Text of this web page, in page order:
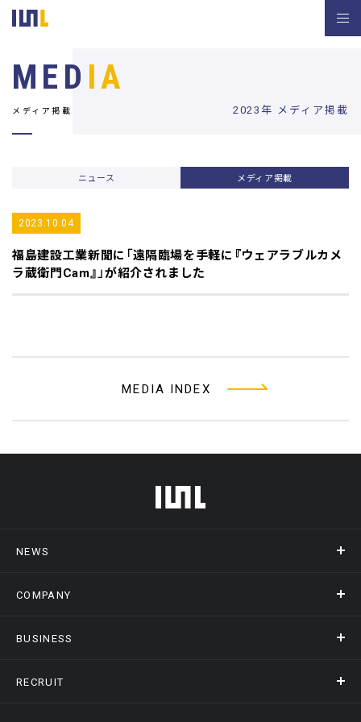
2023年 メディア掲載
MED IA
メディア掲載
ニュース メディア掲載
2023.10.04
福島建設工業新聞に「遠隔臨場を手軽に『ウェアラブルカメ
ラ蔵衛門Cam』」が紹介されました
MEDIA INDEX
フッターメニュー
NEWS
ニュース
COMPANY
会社概要
BUSINESS
事業情報トップ
RECRUIT